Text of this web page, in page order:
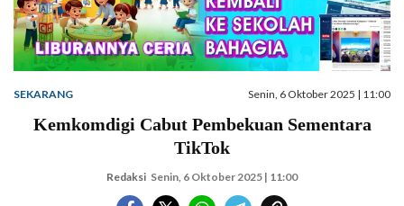
SEKARANG Senin, 6 Oktober 2025 | 11:00
Kemkomdigi Cabut Pembekuan Sementara
TikTok
Redaksi Senin, 6 Oktober 2025 | 11:00